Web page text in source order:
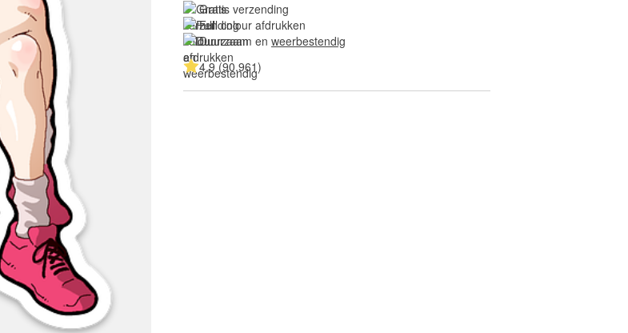
Gratis verzending
Full colour afdrukken
Duurzaam en weerbestendig
4.9 (90.961)